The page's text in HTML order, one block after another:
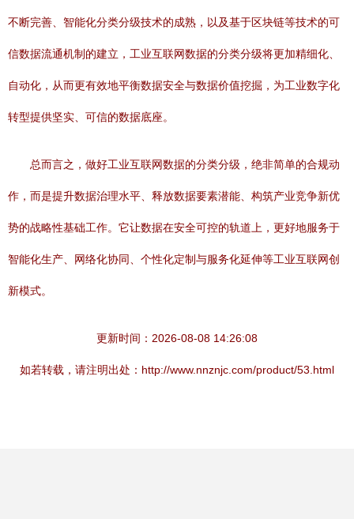
不断完善、智能化分类分级技术的成熟，以及基于区块链等技术的可
信数据流通机制的建立，工业互联网数据的分类分级将更加精细化、
自动化，从而更有效地平衡数据安全与数据价值挖掘，为工业数字化
转型提供坚实、可信的数据底座。
总而言之，做好工业互联网数据的分类分级，绝非简单的合规动
作，而是提升数据治理水平、释放数据要素潜能、构筑产业竞争新优
势的战略性基础工作。它让数据在安全可控的轨道上，更好地服务于
智能化生产、网络化协同、个性化定制与服务化延伸等工业互联网创
新模式。
更新时间：2026-08-08 14:26:08
如若转载，请注明出处：http://www.nnznjc.com/product/53.html